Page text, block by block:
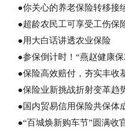
●你关心的养老保险转移接
●超龄农民工可享受工伤保
●用大白话讲透农业保险
●参保倒计时！“燕赵健康保
●保险高效赔付，夯实丰收
●保险业新挑战折射变革趋
●国内贸易信用保险共保体
●“百城焕新购车节”圆满收